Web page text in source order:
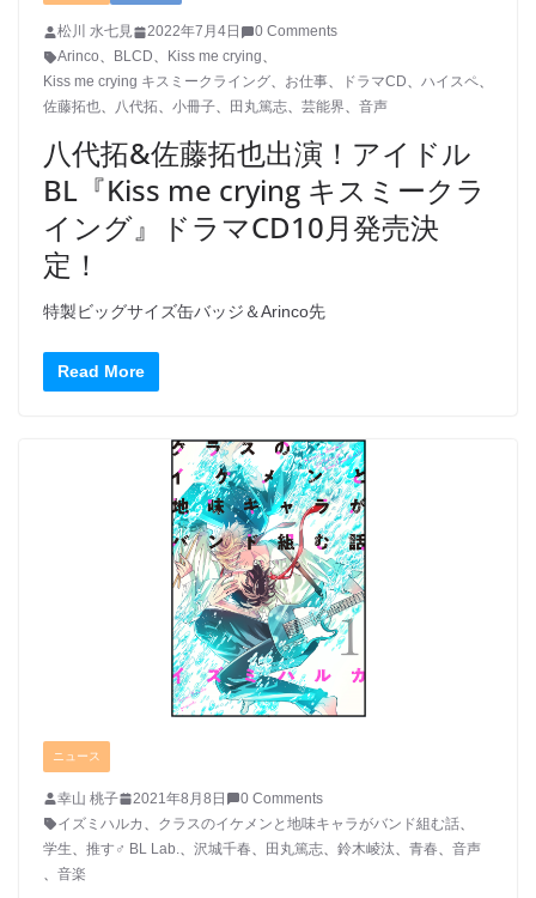
松川 水七見 2022年7月4日
0 Comments
Arinco、 BLCD、 Kiss me crying、
Kiss me crying キスミークライング、 お仕事、 ドラマCD、 ハイスペ、
佐藤拓也、 八代拓、 小冊子、 田丸篤志、 芸能界、 音声
八代拓&佐藤拓也出演！アイドル
BL『Kiss me crying キスミークラ
イング』ドラマCD10月発売決
定！
特製ビッグサイズ缶バッジ＆Arinco先
Read More
ニュース
幸山 桃子 2021年8月8日
0 Comments
イズミハルカ
クラスのイケメンと地味キャラがバンド組む話
学生
推す♂ BL Lab. 沢城千春 田丸篤志 鈴木崚汰 青春
音声
音楽